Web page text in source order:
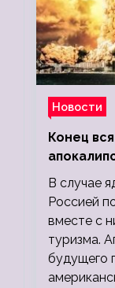
Новости
Конец
людей
В случае
Россией
вместе с
туризма.
будущего